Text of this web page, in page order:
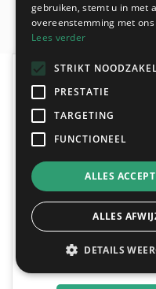
Ben je op zoek
schilder uit
vrijblijvende
Gratis
U
gebruiken, stemt u in met
overeenstemming met
Lees verder
STRIKT
PRESTATIE
TARGETING
FUNCTIONEEL
ALLES
ALLES
DETAILS